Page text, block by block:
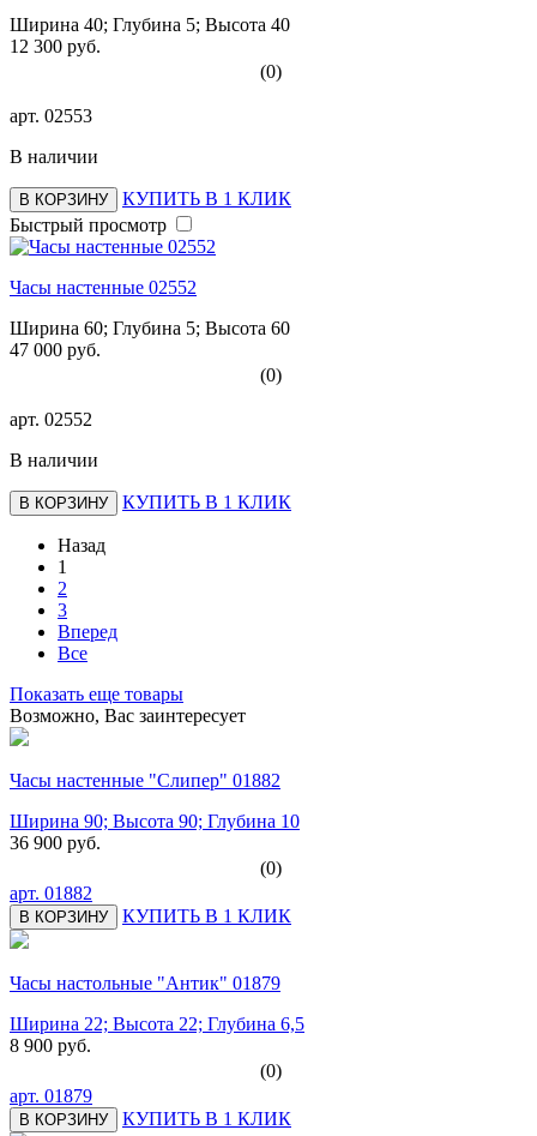
Ширина 40; Глубина 5; Высота 40
12 300 руб.
(0)
арт. 02553
В наличии
В КОРЗИНУ
КУПИТЬ В 1 КЛИК
Быстрый просмотр
Часы настенные 02552
Ширина 60; Глубина 5; Высота 60
47 000 руб.
(0)
арт. 02552
В наличии
В КОРЗИНУ КУПИТЬ В 1 КЛИК
Назад
1
2
3
Вперед
Все
Показать еще товары
Возможно, Вас заинтересует
Часы настенные "Слипер" 01882
Ширина 90; Высота 90; Глубина 10
36 900 руб.
(0)
арт. 01882
В КОРЗИНУ КУПИТЬ В 1 КЛИК
Часы настольные "Антик" 01879
Ширина 22; Высота 22; Глубина 6,5
8 900 руб.
(0)
арт. 01879
В КОРЗИНУ КУПИТЬ В 1 КЛИК